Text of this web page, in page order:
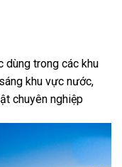
dùng trong các khu
khu vực nước,
chuyên nghiệp